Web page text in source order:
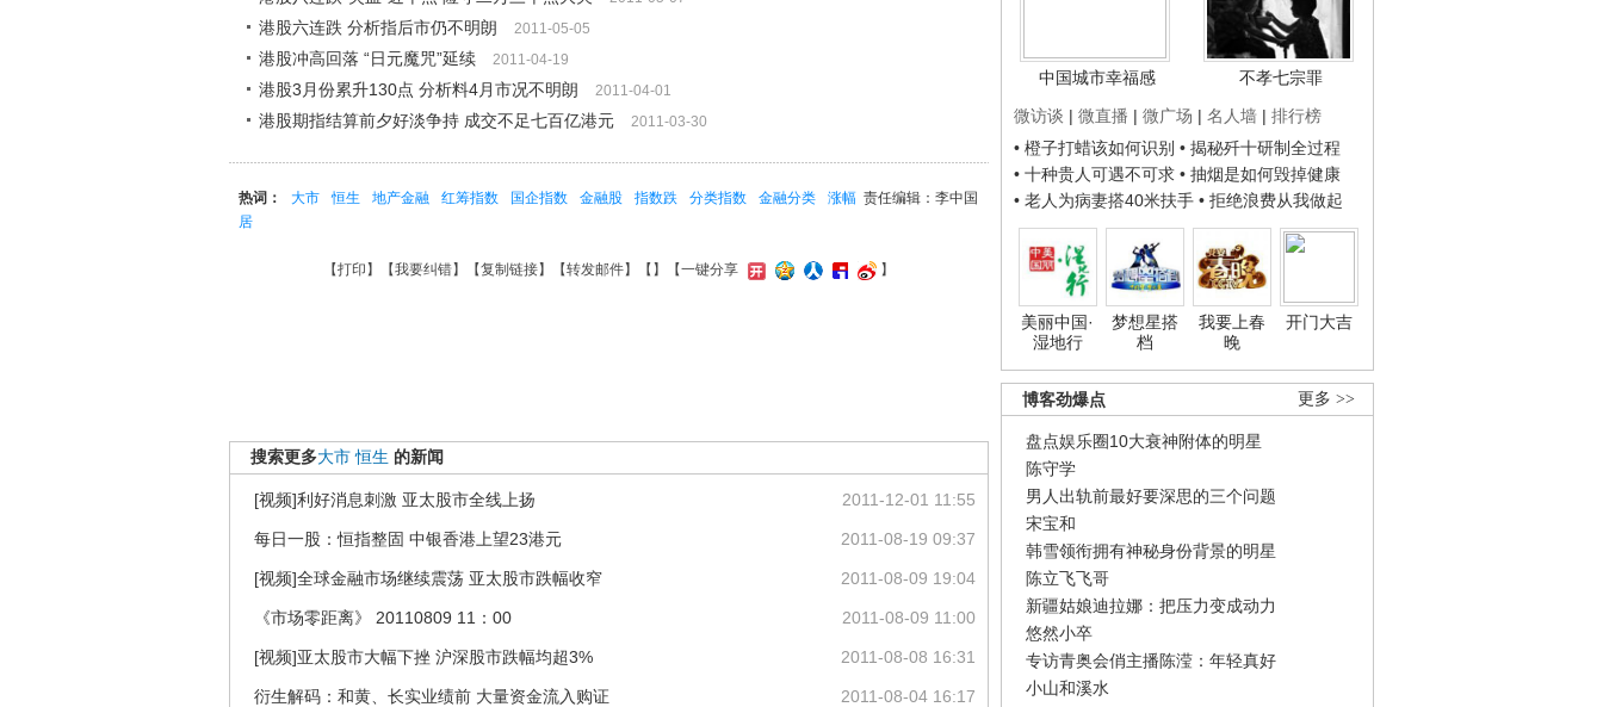
中国城市幸福感
不孝七宗罪
微访谈 | 微直播 | 微广场 | 名人墙 | 排行榜
• 橙子打蜡该如何识别 • 揭秘歼十研制全过程
• 十种贵人可遇不可求 • 抽烟是如何毁掉健康
• 老人为病妻搭40米扶手 • 拒绝浪费从我做起
美丽中国·
湿地行
梦想星搭
档
我要上春
晚
开门大吉
更多 >>
博客劲爆点
盘点娱乐圈10大衰神附体的明星
陈守学
男人出轨前最好要深思的三个问题
宋宝和
韩雪领衔拥有神秘身份背景的明星
陈立飞飞哥
新疆姑娘迪拉娜：把压力变成动力
悠然小卒
专访青奥会俏主播陈滢：年轻真好
小山和溪水
港股六连跌 分析指后市仍不明朗 2011-05-05
港股冲高回落 “日元魔咒”延续 2011-04-19
港股3月份累升130点 分析料4月市况不明朗 2011-04-01
港股期指结算前夕好淡争持 成交不足七百亿港元 2011-03-30
责任编辑：李中国
热词： 大市 恒生 地产金融 红筹指数 国企指数 金融股 指数跌 分类指数 金融分类
涨幅
居
【打印 】【我要纠错】【复制链接】【转发邮件】【 】 【一键分享 】
搜索更多大市 恒生 的新闻
2011-12-01 11:55
[视频]利好消息刺激 亚太股市全线上扬
2011-08-19 09:37
每日一股：恒指整固 中银香港上望23港元
2011-08-09 19:04
[视频]全球金融市场继续震荡 亚太股市跌幅收窄
2011-08-09 11:00
《市场零距离》 20110809 11：00
2011-08-08 16:31
[视频]亚太股市大幅下挫 沪深股市跌幅均超3%
2011-08-04 16:17
衍生解码：和黄、长实业绩前 大量资金流入购证